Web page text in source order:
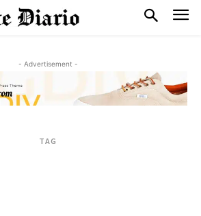
- Advertisement -
TAG